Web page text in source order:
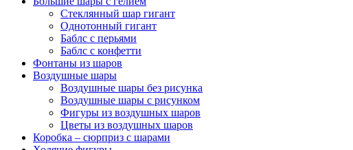
Стеклянный шар гигант
Однотонный гигант
Баблс с перьями
Баблс с конфетти
Фонтаны из шаров
Воздушные шары
Воздушные шары без рисунка
Воздушные шары с рисунком
Фигуры из воздушных шаров
Цветы из воздушных шаров
Коробка – сюрприз с шарами